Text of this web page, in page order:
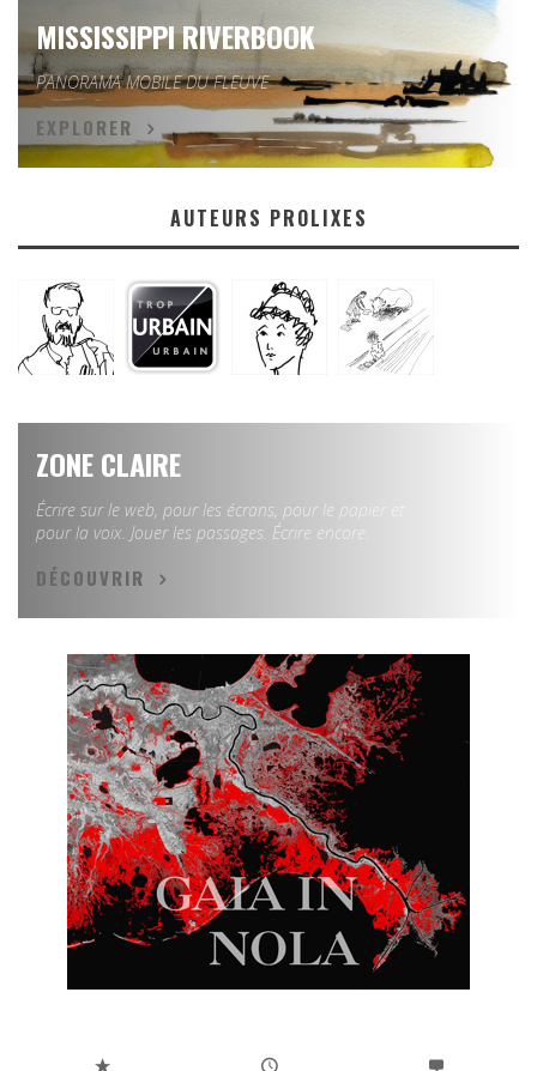
MISSISSIPPI RIVERBOOK
PANORAMA MOBILE DU FLEUVE
EXPLORER
AUTEURS PROLIXES
ZONE CLAIRE
Écrire sur le web, pour les écrans, pour le papier et
pour la voix. Jouer les passages. Écrire encore.
DÉCOUVRIR